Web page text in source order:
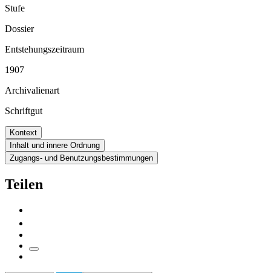
Stufe
Dossier
Entstehungszeitraum
1907
Archivalienart
Schriftgut
Kontext
Inhalt und innere Ordnung
Zugangs- und Benutzungsbestimmungen
Teilen